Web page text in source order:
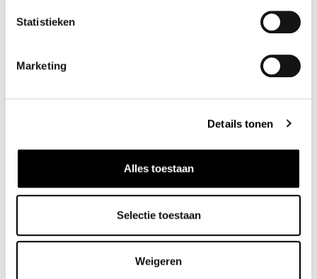
Statistieken
Marketing
Details tonen
Alles toestaan
Selectie toestaan
Weigeren
IVY COPENHAGEN
€ 89,-
FASHION ARGYLE
✓ Op voorraad
SALE